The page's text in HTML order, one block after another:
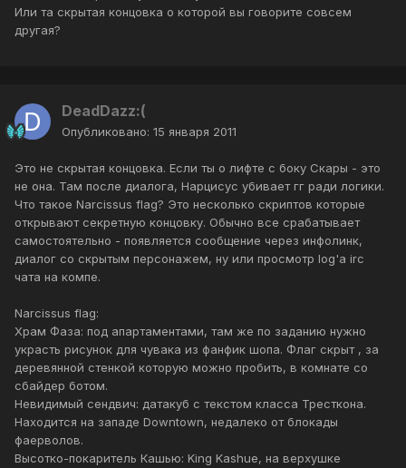
Или та скрытая концовка о которой вы говорите совсем
другая?
DeadDazz:(
Опубликовано: 15 января 2011
Это не скрытая концовка. Если ты о лифте с боку Скары - это
не она. Там после диалога, Нарцисус убивает гг ради логики.
Что такое Narcissus flag? Это несколько скриптов которые
открывают секретную концовку. Обычно все срабатывает
самостоятельно - появляется сообщение через инфолинк,
диалог со скрытым персонажем, ну или просмотр log'а irc
чата на компе.
Narcissus flag:
Храм Фаза: под апартаментами, там же по заданию нужно
украсть рисунок для чувака из фанфик шопа. Флаг скрыт , за
деревянной стенкой которую можно пробить, в комнате со
сбайдер ботом.
Невидимый сендвич: датакуб с текстом класса Тресткона.
Находится на западе Downtown, недалеко от блокады
фаерволов.
Высотко-покаритель Кашью: King Kashue, на верхушке